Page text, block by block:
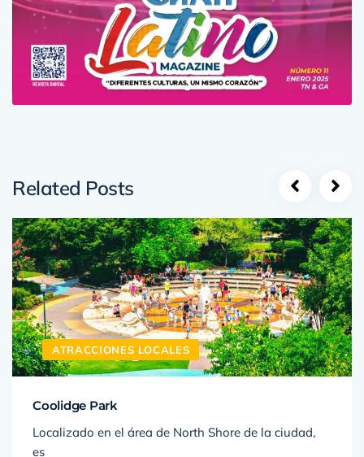
ATRACCIONES LOCALES
Localizado en el área de North Shore de la ciudad,
es